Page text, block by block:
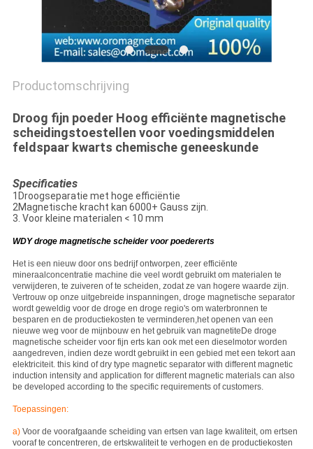
Productomschrijving
Droog fijn poeder Hoog efficiënte magnetische
scheidingstoestellen voor voedingsmiddelen
feldspaar kwarts chemische geneeskunde
Specificaties
1Droogseparatie met hoge efficiëntie
2Magnetische kracht kan 6000+ Gauss zijn.
3. Voor kleine materialen < 10 mm
WDY droge magnetische scheider voor poedererts
Het is een nieuw door ons bedrijf ontworpen, zeer efficiënte
mineraalconcentratie machine die veel wordt gebruikt om materialen te
verwijderen, te zuiveren of te scheiden, zodat ze van hogere waarde zijn.
Vertrouw op onze uitgebreide inspanningen, droge magnetische separator
wordt geweldig voor de droge en droge regio's om waterbronnen te
besparen en de productiekosten te verminderen,het openen van een
nieuwe weg voor de mijnbouw en het gebruik van magnetiteDe droge
magnetische scheider voor fijn erts kan ook met een dieselmotor worden
aangedreven, indien deze wordt gebruikt in een gebied met een tekort aan
elektriciteit. this kind of dry type magnetic separator with different magnetic
induction intensity and application for different magnetic materials can also
be developed according to the specific requirements of customers.
Toepassingen:
a) Voor de voorafgaande scheiding van ertsen van lage kwaliteit, om ertsen
vooraf te concentreren, de ertskwaliteit te verhogen en de productiekosten